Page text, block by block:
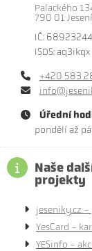
Palackého
790 01
IČ: 68923244
ISDS: aq3ikqx
+420 583
Úřední
pondělí až
Naše
projekty
jeseniky.cz -
YesCard -
YESinfo -